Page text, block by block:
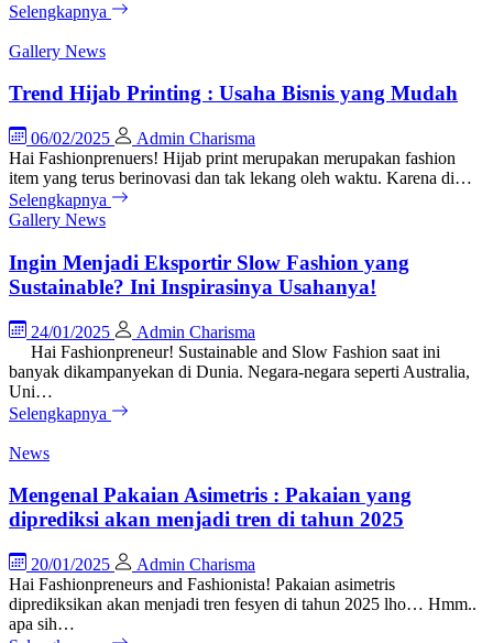
Selengkapnya
Gallery News
Trend Hijab Printing : Usaha Bisnis yang Mudah
06/02/2025
Admin Charisma
Hai Fashionprenuers! Hijab print merupakan merupakan fashion
item yang terus berinovasi dan tak lekang oleh waktu. Karena di…
Selengkapnya
Gallery News
Ingin Menjadi Eksportir Slow Fashion yang
Sustainable? Ini Inspirasinya Usahanya!
24/01/2025
Admin Charisma
Hai Fashionpreneur! Sustainable and Slow Fashion saat ini
banyak dikampanyekan di Dunia. Negara-negara seperti Australia,
Uni…
Selengkapnya
News
Mengenal Pakaian Asimetris : Pakaian yang
diprediksi akan menjadi tren di tahun 2025
20/01/2025
Admin Charisma
Hai Fashionpreneurs and Fashionista! Pakaian asimetris
diprediksikan akan menjadi tren fesyen di tahun 2025 lho… Hmm..
apa sih…